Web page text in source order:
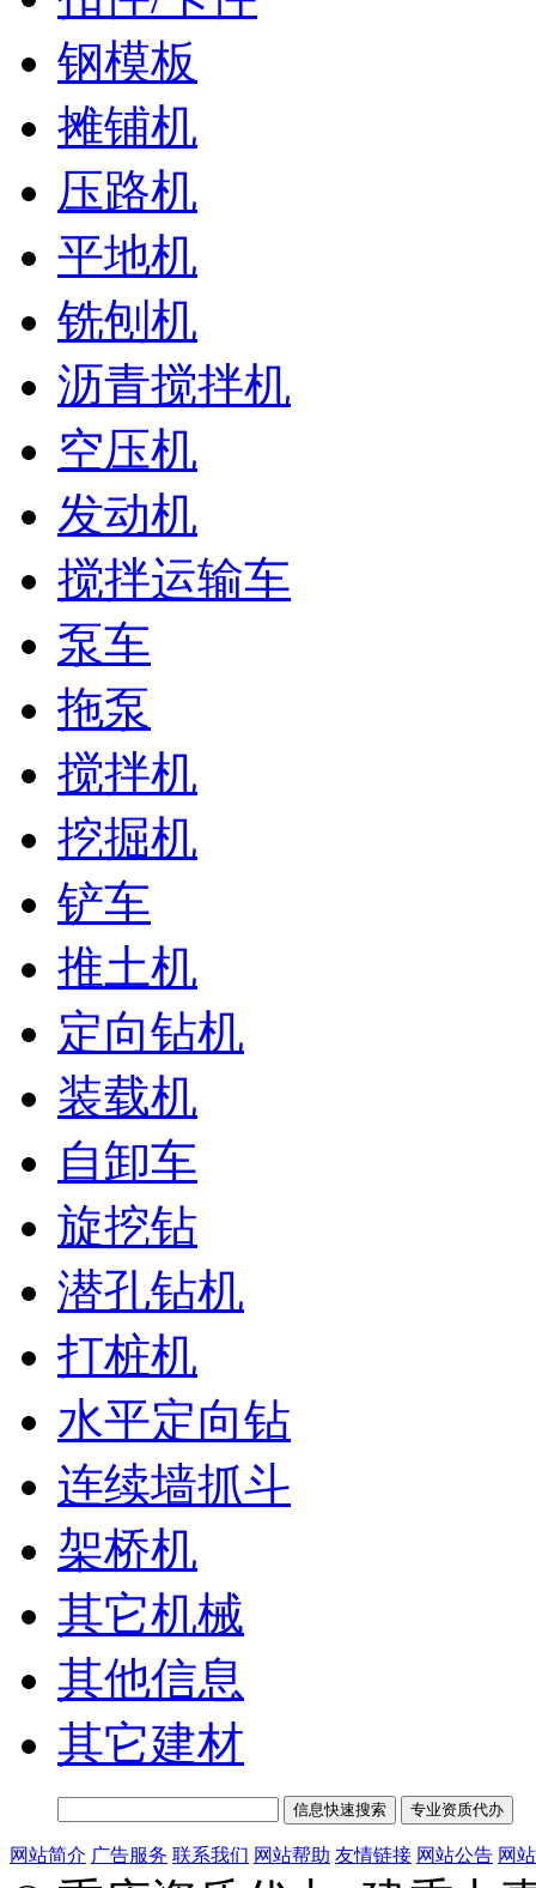
钢模板
摊铺机
压路机
平地机
铣刨机
沥青搅拌机
空压机
发动机
搅拌运输车
泵车
拖泵
搅拌机
挖掘机
铲车
推土机
定向钻机
装载机
自卸车
旋挖钻
潜孔钻机
打桩机
水平定向钻
连续墙抓斗
架桥机
其它机械
其他信息
其它建材
网站简介 广告服务 联系我们 网站帮助 友情链接 网站公告 网